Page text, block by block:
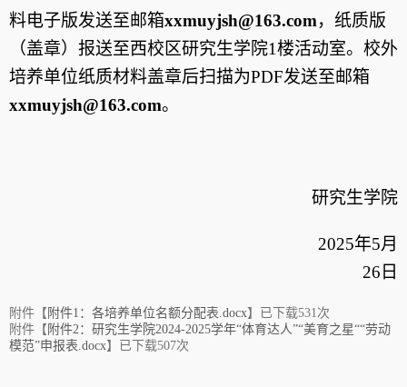
料电子版发送至邮箱xxmuyjsh@163.com，纸质版
（盖章）报送至西校区研究生学院1楼活动室。校外
培养单位纸质材料盖章后扫描为PDF发送至邮箱
xxmuyjsh@163.com。
研究生学院
2025年5月
26日
附件【 附件1：各培养单位名额分配表.docx】已下载531次
附件【 附件2：研究生学院2024-2025学年“体育达人”“美育之星““劳动
模范”申报表.docx】已下载507次